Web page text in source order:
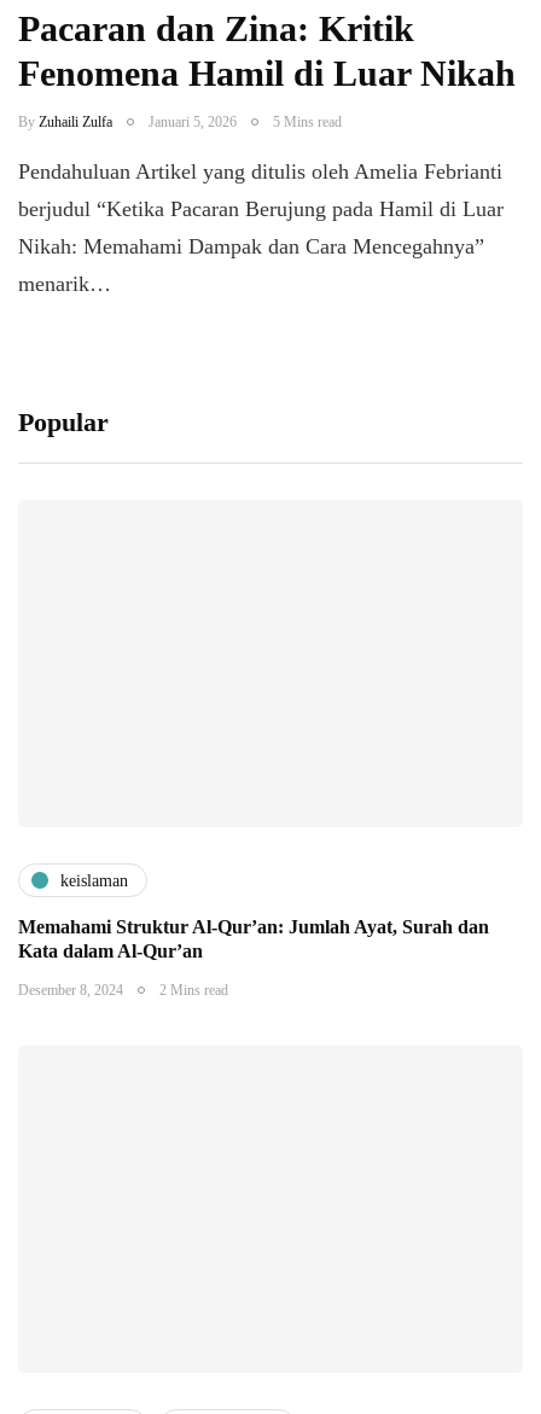
Pacaran dan Zina: Kritik
Fenomena Hamil di Luar Nikah
By Zuhaili Zulfa Januari 5, 2026 5 Mins read
Pendahuluan ​Artikel yang ditulis oleh Amelia Febrianti
berjudul “Ketika Pacaran Berujung pada Hamil di Luar
Nikah: Memahami Dampak dan Cara Mencegahnya”
menarik…
Popular
keislaman
Memahami Struktur Al-Qur’an: Jumlah Ayat, Surah dan
Kata dalam Al-Qur’an
Desember 8, 2024 2 Mins read